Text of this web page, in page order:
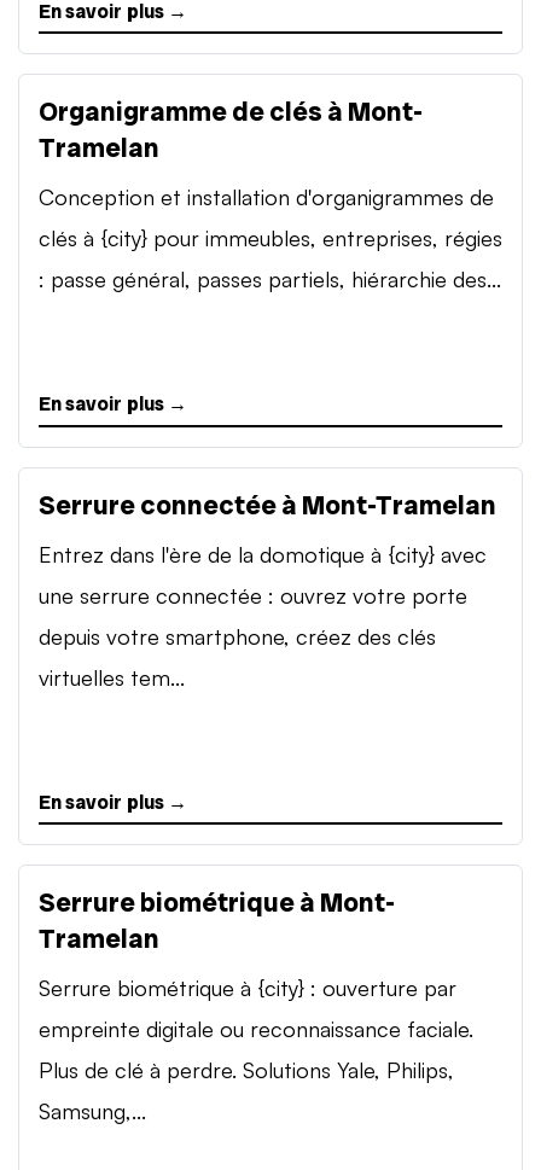
En savoir plus →
Organigramme de clés à Mont-
Tramelan
Conception et installation d'organigrammes de
clés à {city} pour immeubles, entreprises, régies
: passe général, passes partiels, hiérarchie des...
En savoir plus →
Serrure connectée à Mont-Tramelan
Entrez dans l'ère de la domotique à {city} avec
une serrure connectée : ouvrez votre porte
depuis votre smartphone, créez des clés
virtuelles tem...
En savoir plus →
Serrure biométrique à Mont-
Tramelan
Serrure biométrique à {city} : ouverture par
empreinte digitale ou reconnaissance faciale.
Plus de clé à perdre. Solutions Yale, Philips,
Samsung,...